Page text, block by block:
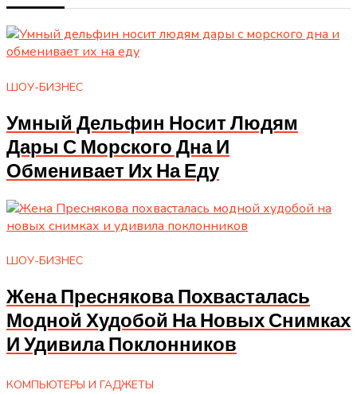
ШОУ-БИЗНЕС
Умный Дельфин Носит Людям
Дары С Морского Дна И
Обменивает Их На Еду
ШОУ-БИЗНЕС
Жена Преснякова Похвасталась
Модной Худобой На Новых Снимках
И Удивила Поклонников
КОМПЬЮТЕРЫ И ГАДЖЕТЫ